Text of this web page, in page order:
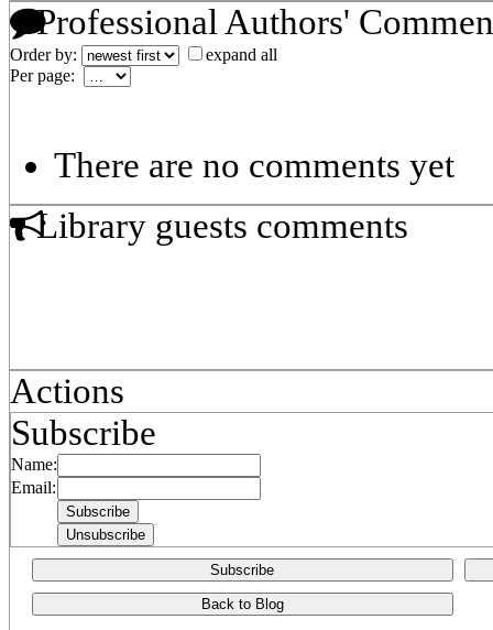
Professional Authors'
Order by:
expand all
Per page:
There are no comments yet
Library guests comments
Actions
Subscribe
Name:
Email:
Subscribe
Back to Blog